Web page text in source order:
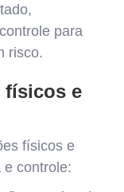
para
risco.
físicos e
físicos e
e controle: